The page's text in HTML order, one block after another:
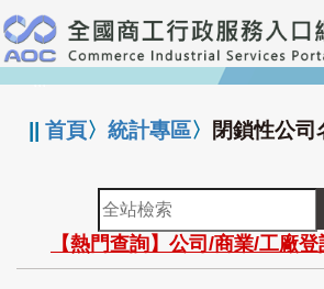
跳
到
主
要
:::
||首頁〉統計專區〉 閉鎖性公司
全
站
檢
索
【熱門查詢】公司/商業/工廠